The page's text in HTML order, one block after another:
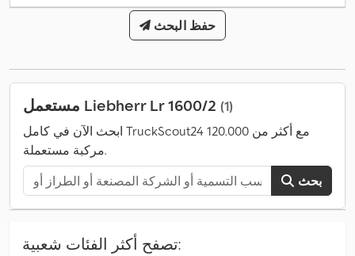
السلامة وفقًا لـ UVV, كابينة, مثبت السرعة, مصابيح أمامية إضافية,
حفظ البحث
مستعمل Liebherr Lr 1600/2 (1)
ابحث الآن في كامل TruckScout24 مع أكثر من 120.000
مركبة مستعملة.
بحث
تصفح أكثر الفئات شعبية: